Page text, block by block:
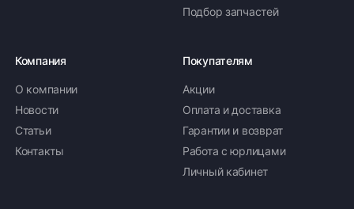
Подбор запчастей
Компания
О компании
Новости
Статьи
Контакты
Покупателям
Акции
Оплата и доставка
Гарантии и возврат
Работа с юрлицами
Личный кабинет